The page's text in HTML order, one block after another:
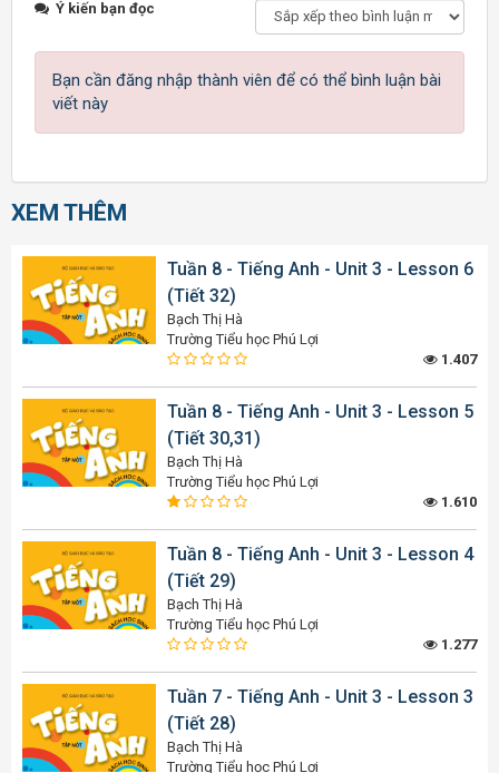
Ý kiến bạn đọc
Bạn cần đăng nhập thành viên để có thể bình luận bài
viết này
XEM THÊM
Tuần 8 - Tiếng Anh - Unit 3 - Lesson 6
(Tiết 32)
Bạch Thị Hà
Trường Tiểu học Phú Lợi
1.407
Tuần 8 - Tiếng Anh - Unit 3 - Lesson 5
(Tiết 30,31)
Bạch Thị Hà
Trường Tiểu học Phú Lợi
1.610
Tuần 8 - Tiếng Anh - Unit 3 - Lesson 4
(Tiết 29)
Bạch Thị Hà
Trường Tiểu học Phú Lợi
1.277
Tuần 7 - Tiếng Anh - Unit 3 - Lesson 3
(Tiết 28)
Bạch Thị Hà
Trường Tiểu học Phú Lợi